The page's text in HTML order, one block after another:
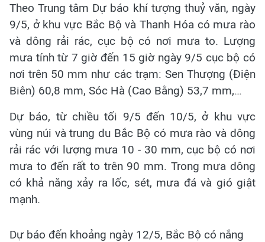
Theo Trung tâm Dự báo khí tượng thuỷ văn, ngày
9/5, ở khu vực Bắc Bộ và Thanh Hóa có mưa rào
và dông rải rác, cục bộ có nơi mưa to. Lượng
mưa tính từ 7 giờ đến 15 giờ ngày 9/5 cục bộ có
nơi trên 50 mm như các trạm: Sen Thượng (Điện
Biên) 60,8 mm, Sóc Hà (Cao Bằng) 53,7 mm,…
Dự báo, từ chiều tối 9/5 đến 10/5, ở khu vực
vùng núi và trung du Bắc Bộ có mưa rào và dông
rải rác với lượng mưa 10 - 30 mm, cục bộ có nơi
mưa to đến rất to trên 90 mm. Trong mưa dông
có khả năng xảy ra lốc, sét, mưa đá và gió giật
mạnh.
Dự báo đến khoảng ngày 12/5, Bắc Bộ có nắng